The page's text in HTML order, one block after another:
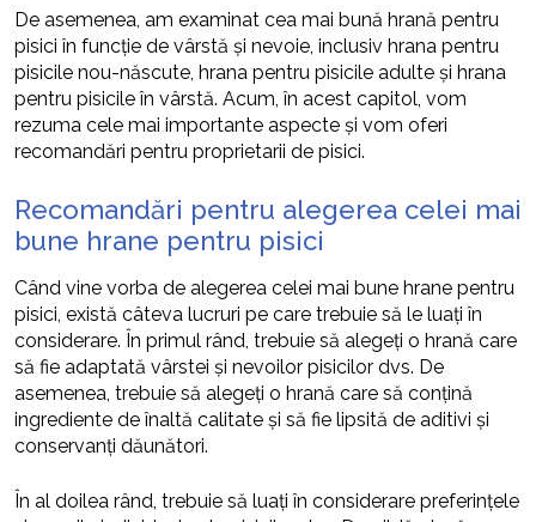
De asemenea, am examinat cea mai bună hrană pentru
pisici în funcție de vârstă și nevoie, inclusiv hrana pentru
pisicile nou-născute, hrana pentru pisicile adulte și hrana
pentru pisicile în vârstă. Acum, în acest capitol, vom
rezuma cele mai importante aspecte și vom oferi
recomandări pentru proprietarii de pisici.
Recomandări pentru alegerea celei mai
bune hrane pentru pisici
Când vine vorba de alegerea celei mai bune hrane pentru
pisici, există câteva lucruri pe care trebuie să le luați în
considerare. În primul rând, trebuie să alegeți o hrană care
să fie adaptată vârstei și nevoilor pisicilor dvs. De
asemenea, trebuie să alegeți o hrană care să conțină
ingrediente de înaltă calitate și să fie lipsită de aditivi și
conservanți dăunători.
În al doilea rând, trebuie să luați în considerare preferințele